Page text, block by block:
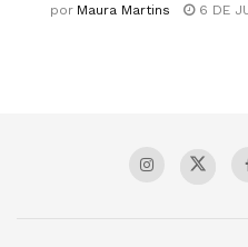
por Maura Martins 6 DE